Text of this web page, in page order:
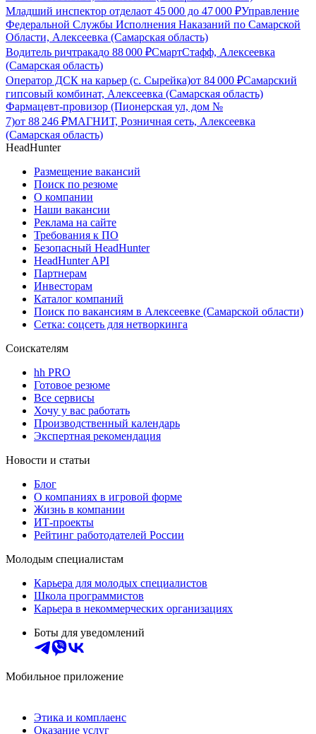
Младший инспектор отделаот 45 000 до 47 000 ₽Управление
Федеральной Службы Исполнения Наказаний по Самарской
Области, Алексеевка (Самарская область)
Водитель ричтракадо 88 000 ₽СмартСтафф, Алексеевка
(Самарская область)
Оператор ДСК на карьер (с. Сырейка)от 84 000 ₽Самарский
гипсовый комбинат, Алексеевка (Самарская область)
Фармацевт-провизор (Пионерская ул, дом №
7)от 88 246 ₽МАГНИТ, Розничная сеть, Алексеевка
(Самарская область)
HeadHunter
Размещение вакансий
Поиск по резюме
О компании
Наши вакансии
Реклама на сайте
Требования к ПО
Безопасный HeadHunter
HeadHunter API
Партнерам
Инвесторам
Каталог компаний
Поиск по вакансиям в Алексеевке (Самарской области)
Сетка: соцсеть для нетворкинга
Соискателям
hh PRO
Готовое резюме
Все сервисы
Хочу у вас работать
Производственный календарь
Экспертная рекомендация
Новости и статьи
Блог
О компаниях в игровой форме
Жизнь в компании
ИТ-проекты
Рейтинг работодателей России
Молодым специалистам
Карьера для молодых специалистов
Школа программистов
Карьера в некоммерческих организациях
Боты для уведомлений
Мобильное приложение
Этика и комплаенс
Оказание услуг